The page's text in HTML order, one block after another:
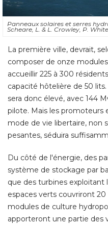
Panneaux solaires et serres
Scheare, L. & L. Crowley, P. White
La première ville, devrait,
composer de onze
accueillir 225 à 300
capacité hôtelière de 50
sera donc élevé, avec 144
pilote. Mais les promoteurs
mode de vie libertaire, non
pesantes, séduira
Du côté de l'énergie, des
système de stockage par
que des turbines exploitant
espaces verts couvriront
modules de culture
apporteront une partie des